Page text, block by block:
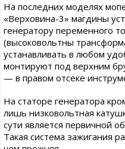
На последних моделях
«Верховина-3» магдины
генератору переменного
(высоковольтны
устанавливать в любом
монтируют под верхним
— в правом отсеке
На статоре генератора
лишь низковольтная
сути является первичной
Такая система зажигания